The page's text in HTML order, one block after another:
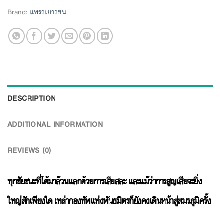
Brand: แพรวเยาวชน
DESCRIPTION
ADDITIONAL INFORMATION
REVIEWS (0)
ทุกชัยชนะที่ได้มาล้วนแลกด้วยการเสียสละ และแม้ว่าการสูญเสียจะยิ่ง
ใหญ่สักเพียงใด เหล่ากองทัพแห่งพันธมิตรก็ยังคงเดินหน้าสู่สมรภูมิครั้ง